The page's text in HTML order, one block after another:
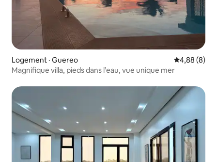
Logement · Guereo Note
4,88 (8)
Magnifique villa, pieds dans l’eau, vue unique mer